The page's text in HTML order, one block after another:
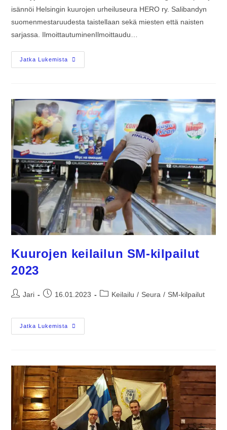
isännöi Helsingin kuurojen urheiluseura HERO ry. Salibandyn
suomenmestaruudesta taistellaan sekä miesten että naisten
sarjassa. IlmoittautuminenIlmoittaudu…
Jatka Lukemista
Kuurojen keilailun SM-kilpailut
2023
Jari 16.01.2023 Keilailu / Seura / SM-kilpailut
Jatka Lukemista